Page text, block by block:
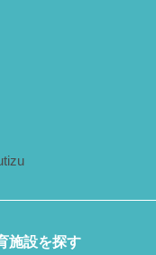
施設を探す